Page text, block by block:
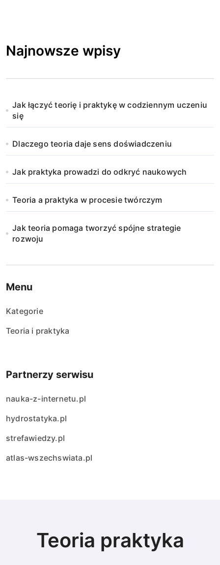
Najnowsze wpisy
Jak łączyć teorię i praktykę w codziennym uczeniu
się
Dlaczego teoria daje sens doświadczeniu
Jak praktyka prowadzi do odkryć naukowych
Teoria a praktyka w procesie twórczym
Jak teoria pomaga tworzyć spójne strategie
rozwoju
Menu
Kategorie
Teoria i praktyka
Partnerzy serwisu
nauka-z-internetu.pl
hydrostatyka.pl
strefawiedzy.pl
atlas-wszechswiata.pl
Teoria praktyka